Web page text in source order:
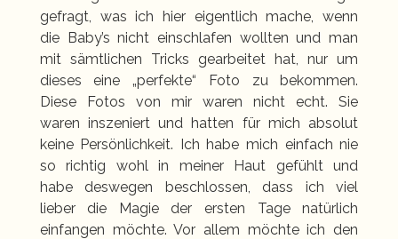
gefragt, was ich hier eigentlich mache, wenn
die Baby’s nicht einschlafen wollten und man
mit sämtlichen Tricks gearbeitet hat, nur um
dieses eine „perfekte“ Foto zu bekommen.
Diese Fotos von mir waren nicht echt. Sie
waren inszeniert und hatten für mich absolut
keine Persönlichkeit. Ich habe mich einfach nie
so richtig wohl in meiner Haut gefühlt und
habe deswegen beschlossen, dass ich viel
lieber die Magie der ersten Tage natürlich
einfangen möchte. Vor allem möchte ich den